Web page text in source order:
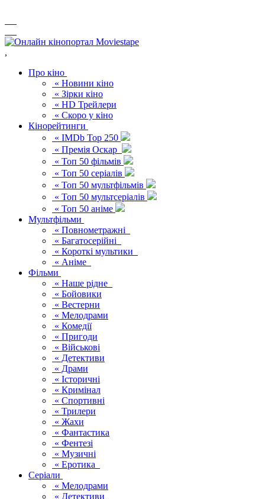
,
Про кіно
« Новини кіно
« Зірки кіно
« HD Трейлери
« Скоро у кіно
Кінорейтинги
« IMDb Top 250
« Премія Оскар
« Топ 50 фільмів
« Топ 50 серіалів
« Топ 50 мультфільмів
« Топ 50 мультсеріалів
« Топ 50 аніме
Мультфільми
« Повнометражні
« Багатосерійні
« Короткі мультики
« Аніме
Фільми
« Наше рідне
« Бойовики
« Вестерни
« Мелодрами
« Комедії
« Пригоди
« Військові
« Детективи
« Драми
« Історичні
« Кримінал
« Спортивні
« Трилери
« Жахи
« Фантастика
« Фентезі
« Музичні
« Еротика
Серіали
« Мелодрами
« Детективи